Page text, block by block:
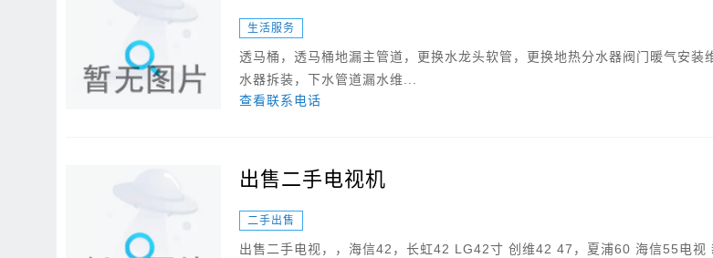
生活服务
透马桶，透马桶地漏主管道，更换水龙头软管，更换地热分水器阀门暖气安装
水器拆装，下水管道漏水维...
查看联系电话
出售二手电视机
二手出售
出售二手电视，，海信42，长虹42 LG42寸 创维42 47，夏浦60 海信55电视